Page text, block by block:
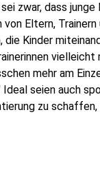
zwar, dass
Eltern, Trainern
Kinder
mehr am
seien auch
zu